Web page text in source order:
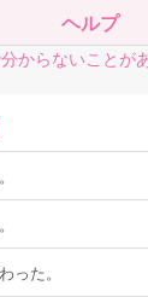
ヘルプ
からないことが
った。